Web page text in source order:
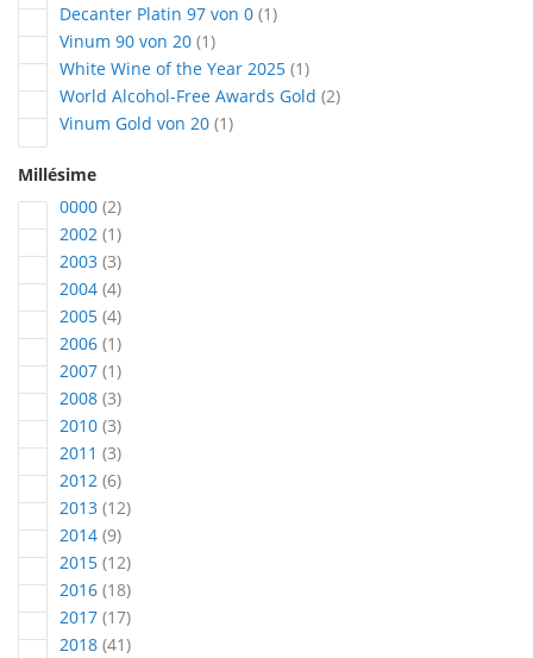
Decanter Platin 97 von 0 1article
Vinum 90 von 20 1article
White Wine of the Year 2025 1article
World Alcohol-Free Awards Gold 2articles
Vinum Gold von 20 1article
Millésime
0000 2articles
2002 1article
2003 3articles
2004 4articles
2005 4articles
2006 1article
2007 1article
2008 3articles
2010 3articles
2011 3articles
2012 6articles
2013 12articles
2014 9articles
2015 12articles
2016 18articles
2017 17articles
2018 41articles